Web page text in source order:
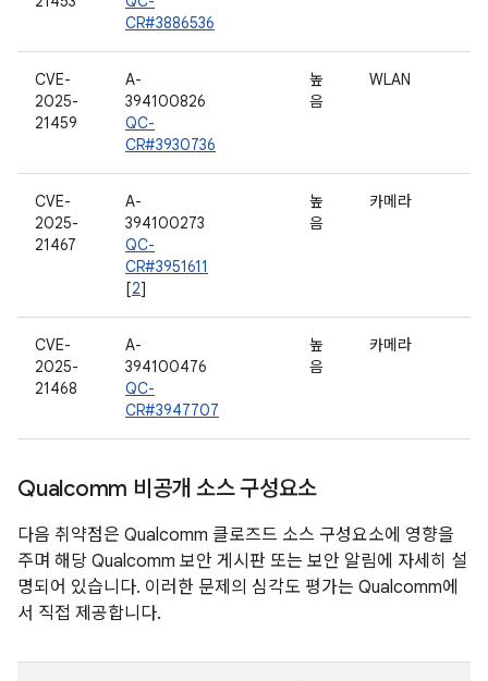
CR#3886536
CVE-
2025-
21459
A-
394100826
QC-
CR#3930736
높
음
WLAN
CVE-
2025-
21467
A-
394100273
QC-
CR#3951611
[2]
높
음
카메라
CVE-
2025-
21468
A-
394100476
QC-
CR#3947707
높
음
카메라
Qualcomm 비공개 소스 구성요소
다음 취약점은 Qualcomm 클로즈드 소스 구성요소에 영향을
주며 해당 Qualcomm 보안 게시판 또는 보안 알림에 자세히 설
명되어 있습니다. 이러한 문제의 심각도 평가는 Qualcomm에
서 직접 제공합니다.